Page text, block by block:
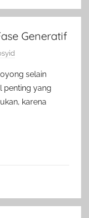
Generatif
selain
penting yang
karena